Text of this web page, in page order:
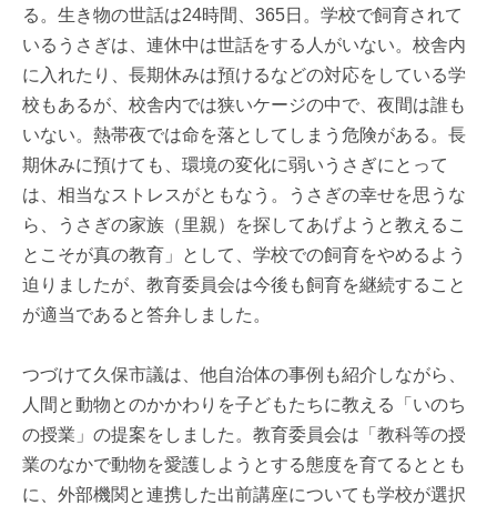
る。生き物の世話は24時間、365日。学校で飼育されて
いるうさぎは、連休中は世話をする人がいない。校舎内
に入れたり、長期休みは預けるなどの対応をしている学
校もあるが、校舎内では狭いケージの中で、夜間は誰も
いない。熱帯夜では命を落としてしまう危険がある。長
期休みに預けても、環境の変化に弱いうさぎにとって
は、相当なストレスがともなう。うさぎの幸せを思うな
ら、うさぎの家族（里親）を探してあげようと教えるこ
とこそが真の教育」として、学校での飼育をやめるよう
迫りましたが、教育委員会は今後も飼育を継続すること
が適当であると答弁しました。
つづけて久保市議は、他自治体の事例も紹介しながら、
人間と動物とのかかわりを子どもたちに教える「いのち
の授業」の提案をしました。教育委員会は「教科等の授
業のなかで動物を愛護しようとする態度を育てるととも
に、外部機関と連携した出前講座についても学校が選択